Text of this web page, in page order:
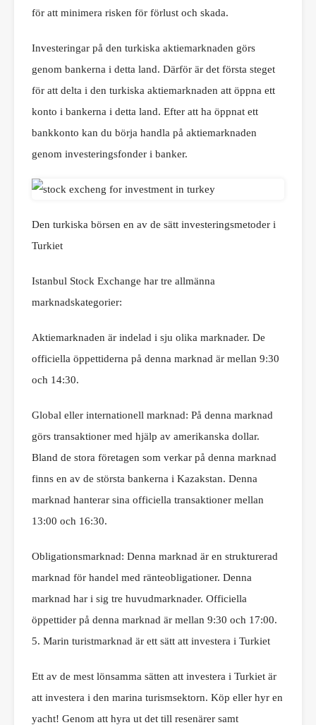
för att minimera risken för förlust och skada.
Investeringar på den turkiska aktiemarknaden görs
genom bankerna i detta land. Därför är det första steget
för att delta i den turkiska aktiemarknaden att öppna ett
konto i bankerna i detta land. Efter att ha öppnat ett
bankkonto kan du börja handla på aktiemarknaden
genom investeringsfonder i banker.
Den turkiska börsen en av de sätt investeringsmetoder i
Turkiet
Istanbul Stock Exchange har tre allmänna
marknadskategorier:
Aktiemarknaden är indelad i sju olika marknader. De
officiella öppettiderna på denna marknad är mellan 9:30
och 14:30.
Global eller internationell marknad: På denna marknad
görs transaktioner med hjälp av amerikanska dollar.
Bland de stora företagen som verkar på denna marknad
finns en av de största bankerna i Kazakstan. Denna
marknad hanterar sina officiella transaktioner mellan
13:00 och 16:30.
Obligationsmarknad: Denna marknad är en strukturerad
marknad för handel med ränteobligationer. Denna
marknad har i sig tre huvudmarknader. Officiella
öppettider på denna marknad är mellan 9:30 och 17:00.
5. Marin turistmarknad är ett sätt att investera i Turkiet
Ett av de mest lönsamma sätten att investera i Turkiet är
att investera i den marina turismsektorn. Köp eller hyr en
yacht! Genom att hyra ut det till resenärer samt